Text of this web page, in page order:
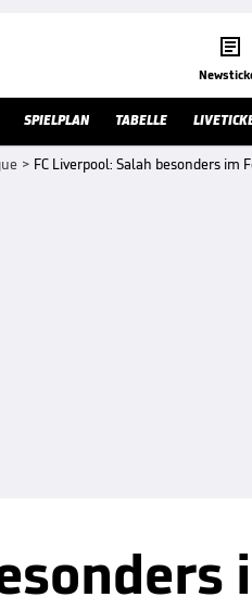

SPIELPLAN TABELLE
> FC Liverpool: Salah besonders im